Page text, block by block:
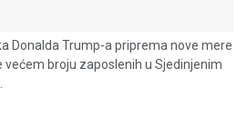
Donalda Trump-a priprema nove mere
većem broju zaposlenih u Sjedinjenim